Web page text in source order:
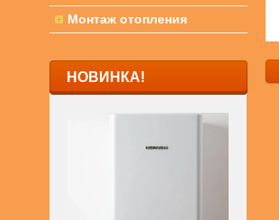
Монтаж отопления
НОВИНКА!